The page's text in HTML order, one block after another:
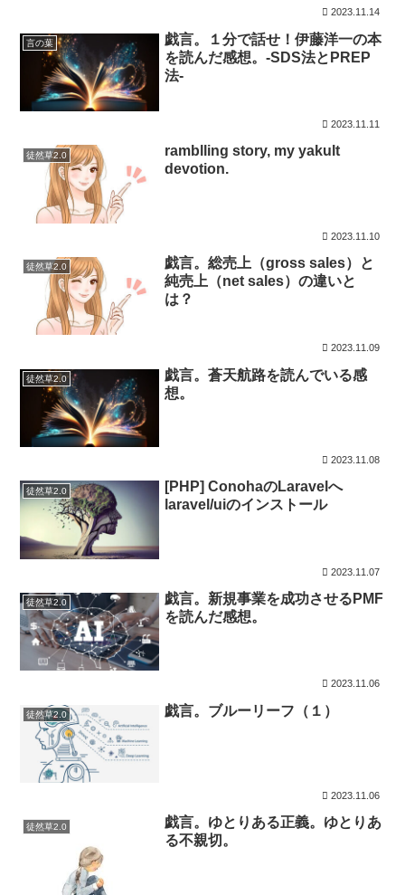
2023.11.14
言の葉
戯言。１分で話せ！伊藤洋一の本
を読んだ感想。-SDS法とPREP
法-
2023.11.11
徒然草2.0
ramblling story, my yakult
devotion.
2023.11.10
徒然草2.0
戯言。総売上（gross sales）と
純売上（net sales）の違いと
は？
2023.11.09
徒然草2.0
戯言。蒼天航路を読んでいる感
想。
2023.11.08
徒然草2.0
[PHP] ConohaのLaravelへ
laravel/uiのインストール
2023.11.07
徒然草2.0
戯言。新規事業を成功させるPMF
を読んだ感想。
2023.11.06
徒然草2.0 戯言。ブルーリーフ（１）
2023.11.06
徒然草2.0
戯言。ゆとりある正義。ゆとりあ
る不親切。